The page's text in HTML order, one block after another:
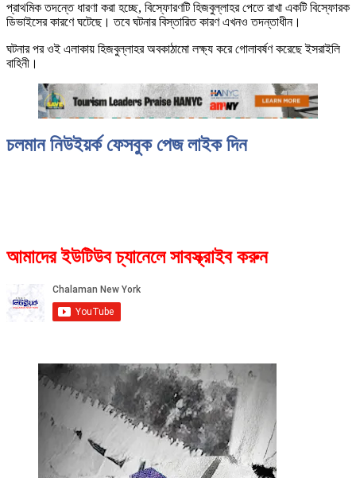
প্রাথমিক তদন্তে ধারণা করা হচ্ছে, বিস্ফোরণটি হিজবুল্লাহর পেতে রাখা একটি বিস্ফোরক
ডিভাইসের কারণে ঘটেছে। তবে ঘটনার বিস্তারিত কারণ এখনও তদন্তাধীন।
ঘটনার পর ওই এলাকায় হিজবুল্লাহর অবকাঠামো লক্ষ্য করে গোলাবর্ষণ করেছে ইসরাইলি
বাহিনী।
চলমান নিউইয়র্ক ফেসবুক পেজ লাইক দিন
আমাদের ইউটিউব চ্যানেলে সাবস্ক্রাইব করুন